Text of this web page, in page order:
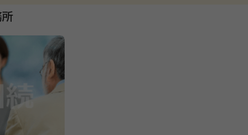
ていたので、概算が聞けて良かったです。安心できました。
ので電話で質問をしましたが明確な回答をいただけて良かったです。
のは、韮山駅より徒歩15分ほどの場所。代表の岩田繋先生は、学習
配ごとに寄り添うスタイルで相談対応をされています。また、行政書
本職」との考えにより、相続・遺言をはじめとしたさまざまなサービスの提
、お客様の言葉に耳を傾け、不安をひとつずつ解消していくことが大
ざまな不安を抱えている方は、豊富な知識ときめ細かな
所